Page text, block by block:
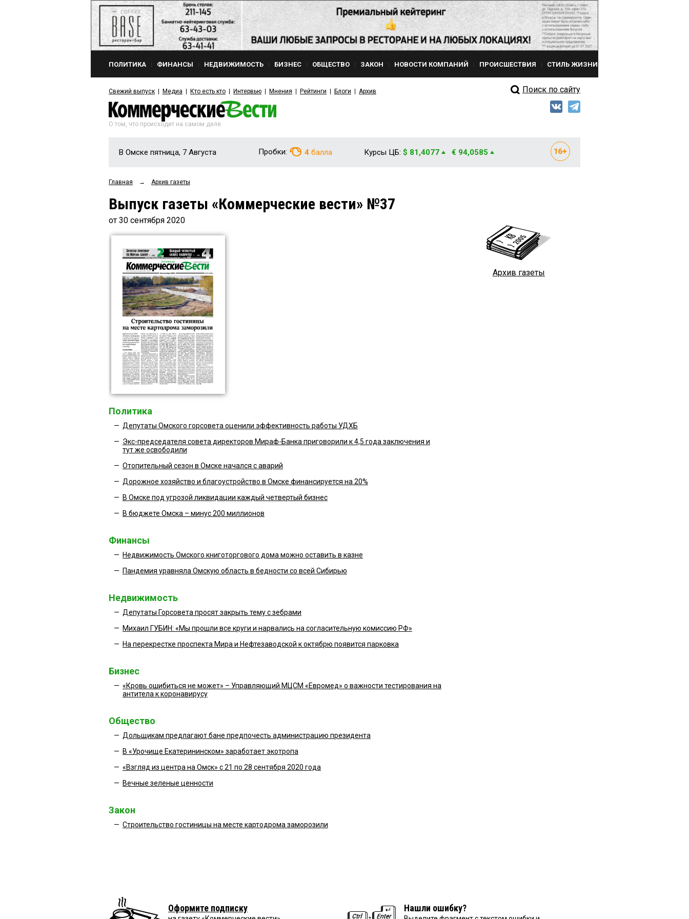
ПОЛИТИКА ФИНАНСЫ НЕДВИЖИМОСТЬ БИЗНЕС ОБЩЕСТВО ЗАКОН НОВОСТИ КОМПАНИЙ ПРОИСШЕСТВИЯ СТИЛЬ ЖИЗНИ
Свежий выпуск Медиа Кто есть кто Интервью Мнения Рейтинги Блоги Архив Поиск по сайту
О том, что происходит на самом деле
В Омске пятница, 7 Августа Пробки: 4 балла Курсы ЦБ: $ 81,4077 € 94,0585
Главная → Архив газеты
Выпуск газеты «Коммерческие вести» №37
от 30 сентября 2020
Политика
— Депутаты Омского горсовета оценили эффективность работы УДХБ
— Экс-председателя совета директоров Мираф-Банка приговорили к 4,5 года заключения и
тут же освободили
— Отопительный сезон в Омске начался с аварий
— Дорожное хозяйство и благоустройство в Омске финансируется на 20%
— В Омске под угрозой ликвидации каждый четвертый бизнес
— В бюджете Омска – минус 200 миллионов
Финансы
— Недвижимость Омского книготоргового дома можно оставить в казне
— Пандемия уравняла Омскую область в бедности со всей Сибирью
Недвижимость
— Депутаты Горсовета просят закрыть тему с зебрами
— Михаил ГУБИН: «Мы прошли все круги и нарвались на согласительную комиссию РФ»
— На перекрестке проспекта Мира и Нефтезаводской к октябрю появится парковка
Бизнес
— «Кровь ошибиться не может» – Управляющий МЦСМ «Евромед» о важности тестирования на
антитела к коронавирусу
Общество
— Дольщикам предлагают бане предпочесть администрацию президента
— В «Урочище Екатерининском» заработает экотропа
— «Взгляд из центра на Омск» с 21 по 28 сентября 2020 года
— Вечные зеленые ценности
Закон
— Строительство гостиницы на месте картодрома заморозили
Архив газеты
Оформите подписку Нашли ошибку?